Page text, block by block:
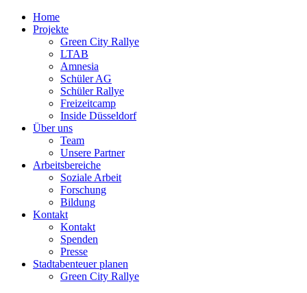
Zum
Inhalt
Home
Projekte
Green City Rallye
LTAB
Amnesia
Schüler AG
Schüler Rallye
Freizeitcamp
Inside Düsseldorf
Über uns
Team
Unsere Partner
Arbeitsbereiche
Soziale Arbeit
Forschung
Bildung
Kontakt
Kontakt
Spenden
Presse
Stadtabenteuer planen
Green City Rallye